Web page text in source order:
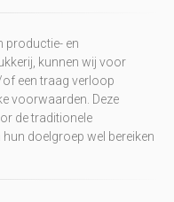
productie- en
kunnen wij voor
een traag verloop
voorwaarden. Deze
de traditionele
doelgroep wel bereiken